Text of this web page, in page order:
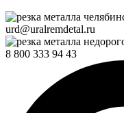
urd@uralremdetal.ru
8 800 333 94 43